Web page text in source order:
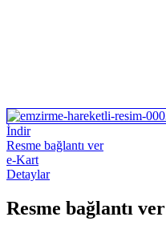
İndir
Resme bağlantı ver
e-Kart
Detaylar
Resme bağlantı ver